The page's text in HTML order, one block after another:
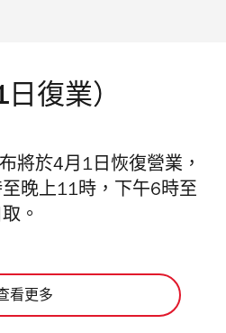
復業）
將於4月1日恢復營業，
晚上11時，下午6時至
。
看更多